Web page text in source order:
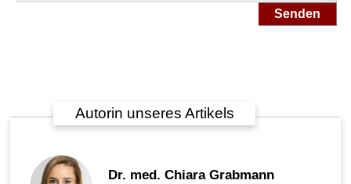
Senden
Autorin unseres Artikels
Dr. med. Chiara Grabmann